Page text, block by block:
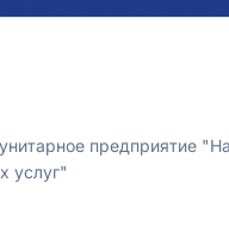
предприятие
услуг"